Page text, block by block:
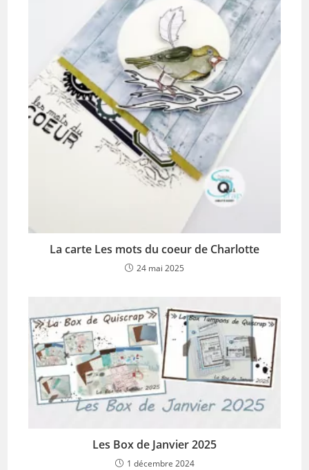
La carte Les mots du coeur de Charlotte
24 mai 2025
Les Box de Janvier 2025
1 décembre 2024